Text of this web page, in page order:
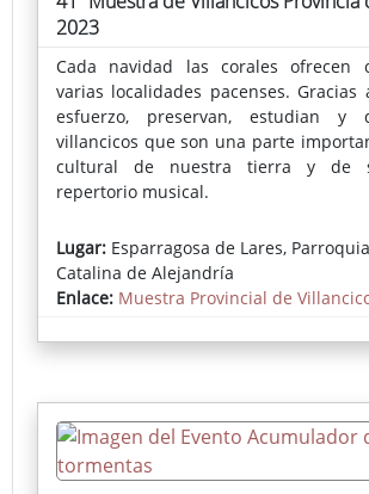
2023
Cada navidad las corales ofrecen
varias localidades pacenses.
esfuerzo, preservan, estudian y
villancicos que son una parte
cultural de nuestra tierra y de
repertorio musical.
Lugar: Esparragosa de Lares,
Catalina de Alejandría
Enlace: Muestra Provincial de